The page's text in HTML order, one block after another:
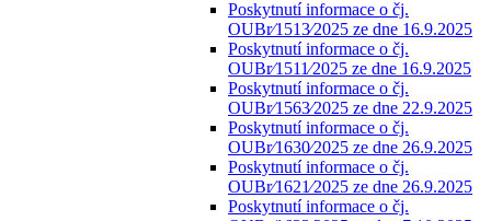
Poskytnutí informace o čj.
OUBr⁄1513⁄2025 ze dne 16.9.2025
Poskytnutí informace o čj.
OUBr⁄1511⁄2025 ze dne 16.9.2025
Poskytnutí informace o čj.
OUBr⁄1563⁄2025 ze dne 22.9.2025
Poskytnutí informace o čj.
OUBr⁄1630⁄2025 ze dne 26.9.2025
Poskytnutí informace o čj.
OUBr⁄1621⁄2025 ze dne 26.9.2025
Poskytnutí informace o čj.